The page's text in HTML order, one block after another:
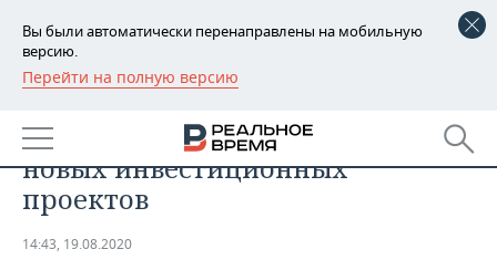
Вы были автоматически перенаправлены на мобильную
версию.
Перейти на полную версию
РЕГИОНЫ
БАШКОРТОСТАН
ТАТАРСТАН
НОВОСТИ
АНАЛИТИКА
В Татарстане одобрили семь
новых инвестиционных
проектов
14:43, 19.08.2020